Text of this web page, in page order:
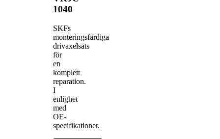
1040
SKFs
monteringsfärdiga
drivaxelsats
för
en
komplett
reparation.
I
enlighet
med
OE-
specifikationer.